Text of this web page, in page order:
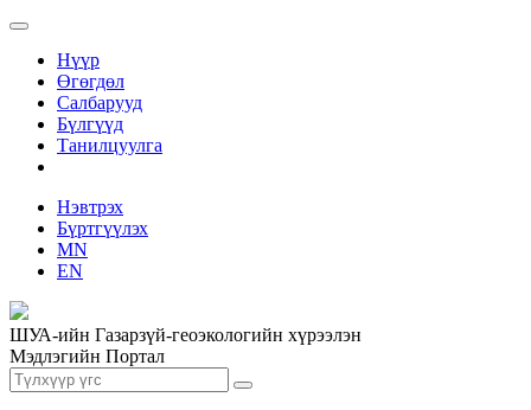
Нүүр
Өгөгдөл
Салбарууд
Бүлгүүд
Танилцуулга
Нэвтрэх
Бүртгүүлэх
MN
EN
ШУА-ийн Газарзүй-геоэкологийн хүрээлэн
Мэдлэгийн Портал